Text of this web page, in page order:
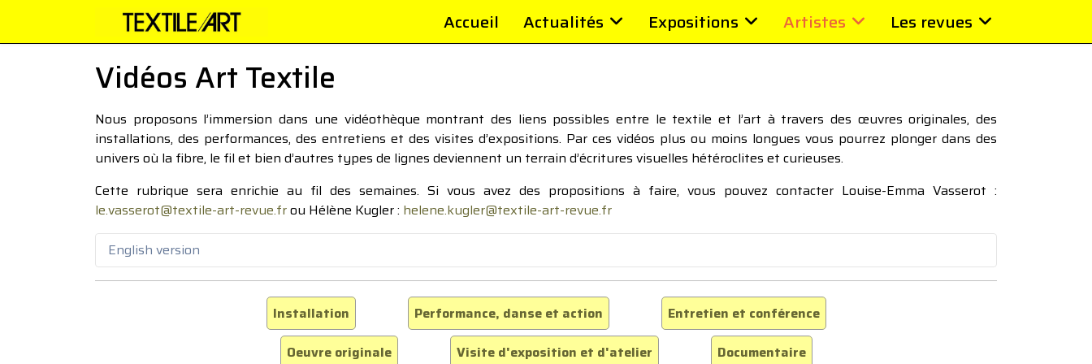
Accueil Actualités Expositions Artistes Les revues
Vidéos Art Textile
Nous proposons l’immersion dans une vidéothèque montrant des liens possibles entre le textile et l’art à travers des œuvres originales, des
installations, des performances, des entretiens et des visites d’expositions. Par ces vidéos plus ou moins longues vous pourrez plonger dans des
univers où la fibre, le fil et bien d’autres types de lignes deviennent un terrain d’écritures visuelles hétéroclites et curieuses.
Cette rubrique sera enrichie au fil des semaines. Si vous avez des propositions à faire, vous pouvez contacter Louise-Emma Vasserot :
le.vasserot@textile-art-revue.frou Hélène Kugler : helene.kugler@textile-art-revue.fr
English version
Installation Performance, danse et action
Entretien et conférence
Oeuvre originale
Visite d'exposition et d'atelier Documentaire